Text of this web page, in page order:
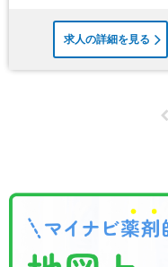
求人の詳細を見る